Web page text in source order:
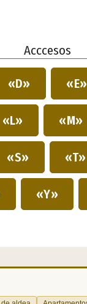
Acccesos
«D» «E»
«L» «M»
«S» «T»
«Y»